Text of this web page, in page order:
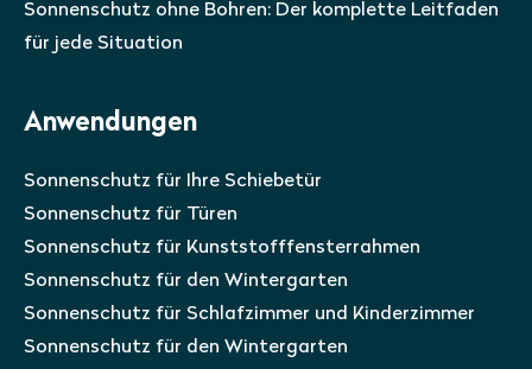
Sonnenschutz ohne Bohren: Der komplette Leitfaden
für jede Situation
Anwendungen
Sonnenschutz für Ihre Schiebetür
Sonnenschutz für Türen
Sonnenschutz für Kunststofffensterrahmen
Sonnenschutz für den Wintergarten
Sonnenschutz für Schlafzimmer und Kinderzimmer
Sonnenschutz für den Wintergarten